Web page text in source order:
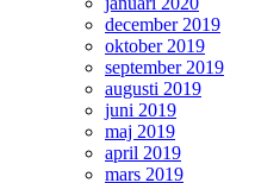
december 2019
oktober 2019
september 2019
augusti 2019
juni 2019
maj 2019
april 2019
mars 2019